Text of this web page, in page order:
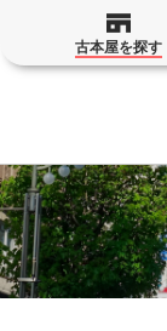
古本屋を探す